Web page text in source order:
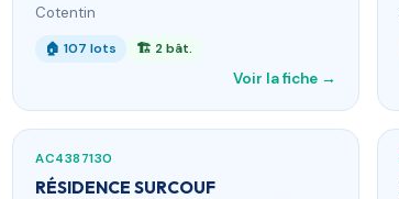
Cotentin
🏠 107 lots 🏗 2 bât.
Voir la fiche →
AC4387130
RÉSIDENCE SURCOUF